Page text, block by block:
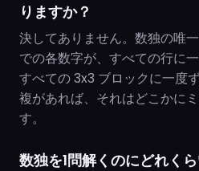
りますか？
決してありません。数独の唯
での各数字が、すべての行に
すべての 3x3 ブロックに一度
複があれば、それはどこかに
す。
数独を1問解くのにどれく